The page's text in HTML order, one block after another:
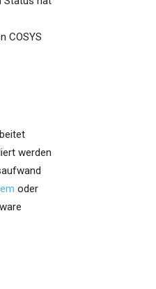
COSYS
werden
oder